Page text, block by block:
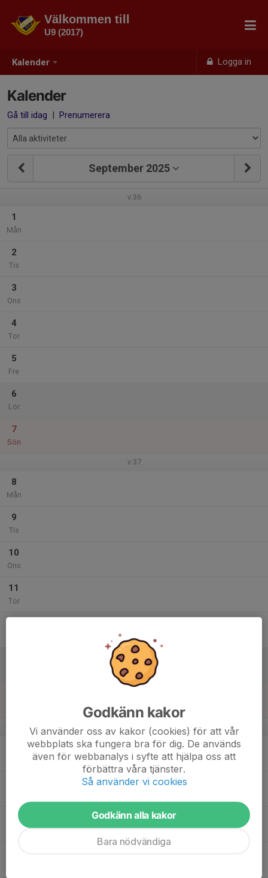
Kalender Logga in
Välkommen till
U9 (2017)
Kalender
Gå till idag | Prenumerera
September 2025
v.36
1
Mån
2
Tis
3
Ons
4
Tor
5
Fre
6
Lör
7
Sön
v.37
8
Mån
9
Tis
10
Ons
11
Tor
v.38
17
Godkänn kakor
Vi använder oss av kakor (cookies) för att vår
webbplats ska fungera bra för dig. De används
även för webbanalys i syfte att hjälpa oss att
förbättra våra tjänster.
Så använder vi cookies
Godkänn alla kakor
Bara nödvändiga